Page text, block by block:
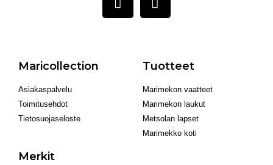
Maricollection
Asiakaspalvelu
Toimitusehdot
Tietosuojaseloste
Tuotteet
Marimekon vaatteet
Marimekon laukut
Metsolan lapset
Marimekko koti
Merkit